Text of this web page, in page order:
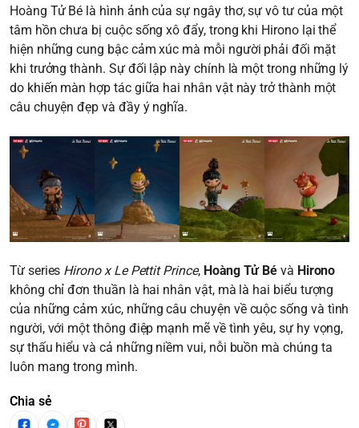
Hoàng Tử Bé là hình ảnh của sự ngây thơ, sự vô tư của một
tâm hồn chưa bị cuộc sống xô đẩy, trong khi Hirono lại thể
hiện những cung bậc cảm xúc mà mỗi người phải đối mặt
khi trưởng thành. Sự đối lập này chính là một trong những lý
do khiến màn hợp tác giữa hai nhân vật này trở thành một
câu chuyện đẹp và đầy ý nghĩa.
Từ series Hirono x Le Pettit Prince, Hoàng Tử Bévà Hirono
không chỉ đơn thuần là hai nhân vật, mà là hai biểu tượng
của những cảm xúc, những câu chuyện về cuộc sống và tình
người, với một thông điệp mạnh mẽ về tình yêu, sự hy vọng,
sự thấu hiểu và cả những niềm vui, nỗi buồn mà chúng ta
luôn mang trong mình.
Chia sẻ